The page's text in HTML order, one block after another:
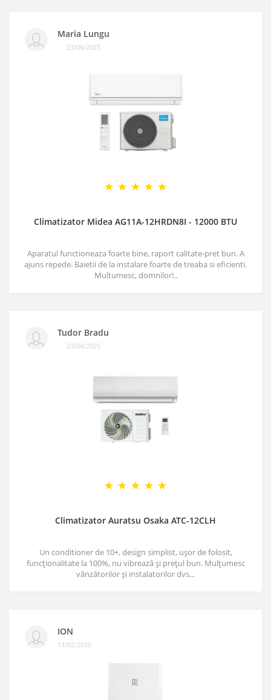
Maria Lungu
23/06/2025
Climatizator Midea AG11A-12HRDN8I - 12000 BTU
Aparatul functioneaza foarte bine, raport calitate-pret bun. A
ajuns repede. Baietii de la instalare foarte de treaba si eficienti.
Multumesc, domnilor!..
Tudor Bradu
23/04/2025
Climatizator Auratsu Osaka ATC-12CLH
Un conditioner de 10+, design simplist, ușor de folosit,
funcționalitate la 100%, nu vibrează și prețul bun. Mulțumesc
vânzătorilor și instalatorilor dvs...
ION
11/02/2025